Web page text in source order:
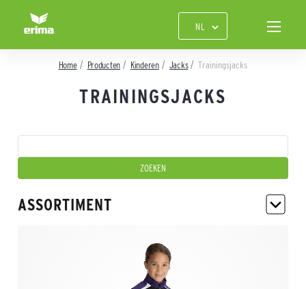
Home Producten Kinderen Jacks Trainingsjacks
TRAININGSJACKS
ASSORTIMENT